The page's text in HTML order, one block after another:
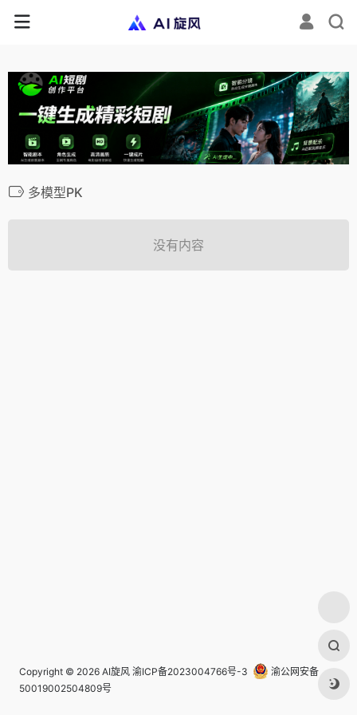
多模型PK
没有内容
Copyright © 2026 AI旋风 渝ICP备2023004766号-3
渝公网安备
50019002504809号